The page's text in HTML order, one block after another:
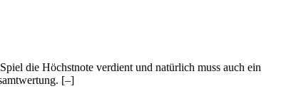
die Höchstnote verdient und natürlich muss auch ein
[–]